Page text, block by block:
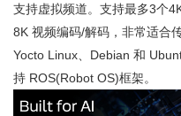
支持虚拟频道。支持最多3个
8K 视频编码/解码，非常适合
Yocto Linux、Debian 和
持 ROS(Robot OS)框架。